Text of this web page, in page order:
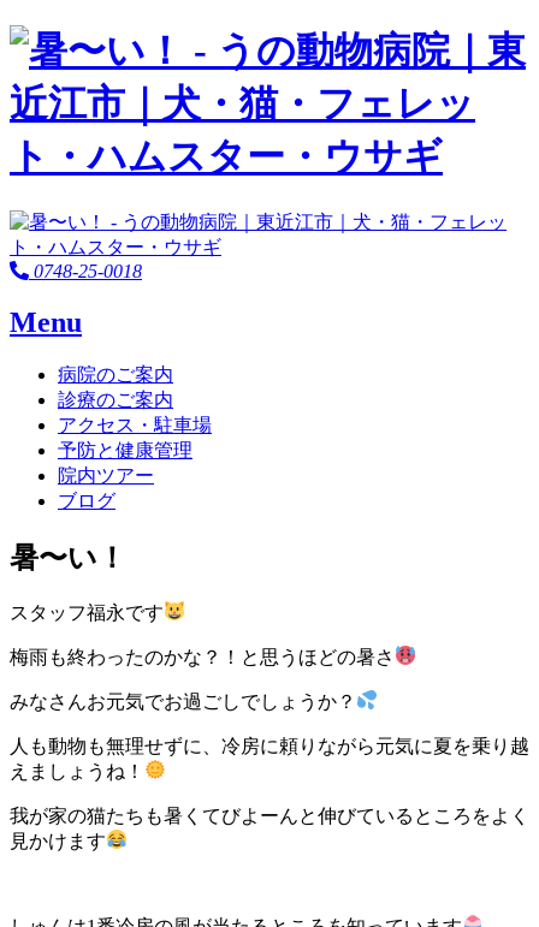
0748-25-0018
Menu
病院のご案内
診療のご案内
アクセス・駐車場
予防と健康管理
院内ツアー
ブログ
暑〜い！
スタッフ福永です
梅雨も終わったのかな？！と思うほどの暑さ
みなさんお元気でお過ごしでしょうか？
人も動物も無理せずに、冷房に頼りながら元気に夏を乗り越
えましょうね！
我が家の猫たちも暑くてびよーんと伸びているところをよく
見かけます